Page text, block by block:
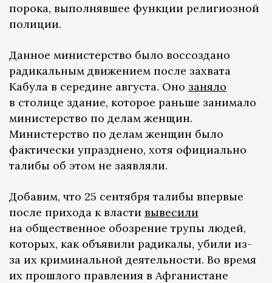
порока, выполнявшее функции религиозной
полиции.
Данное министерство было воссоздано
радикальным движением после захвата
Кабула в середине августа. Оно заняло
в столице здание, которое раньше занимало
министерство по делам женщин.
Министерство по делам женщин было
фактически упразднено, хотя официально
талибы об этом не заявляли.
Добавим, что 25 сентября талибы впервые
после прихода к власти вывесили
на общественное обозрение трупы людей,
которых, как объявили радикалы, убили из-
за их криминальной деятельности. Во время
их прошлого правления в Афганистане